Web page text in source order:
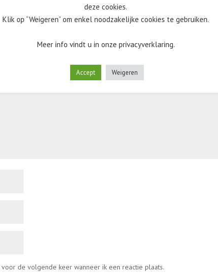
zijn gemarkeerd met
de volgende keer wanneer ik een reactie plaats.
deze cookies.
Klik op “Weigeren” om enkel noodzakelijke cookies te gebruiken.
Meer info vindt u in onze privacyverklaring.
Accept Weigeren